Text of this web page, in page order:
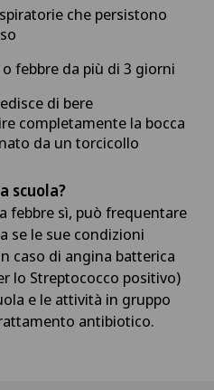
che persistono
o febbre da più di 3 giorni
di bere
completamente la bocca
da un torcicollo
scuola?
febbre sì, può frequentare
se le sue condizioni
caso di angina batterica
lo Streptococco positivo)
e le attività in gruppo
antibiotico.